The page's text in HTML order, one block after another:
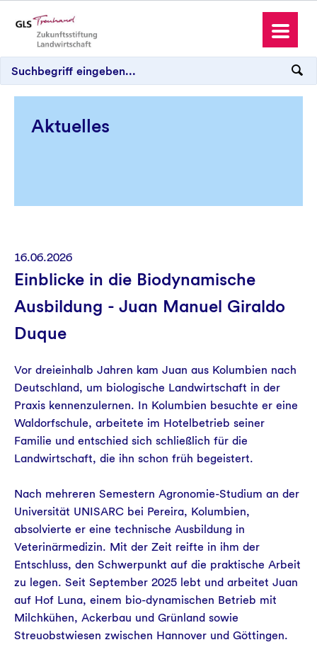
Spenden und Schenken
Wo wir aktiv sind
Aktuelles
Aktuelles
16.06.2026
Einblicke in die Biodynamische
Ausbildung - Juan Manuel Giraldo
Duque
Vor dreieinhalb Jahren kam Juan aus Kolumbien nach
Deutschland, um biologische Landwirtschaft in der
Praxis kennenzulernen. In Kolumbien besuchte er eine
Waldorfschule, arbeitete im Hotelbetrieb seiner
Familie und entschied sich schließlich für die
Landwirtschaft, die ihn schon früh begeistert.
Nach mehreren Semestern Agronomie-Studium an der
Universität UNISARC bei Pereira, Kolumbien,
absolvierte er eine technische Ausbildung in
Veterinärmedizin. Mit der Zeit reifte in ihm der
Entschluss, den Schwerpunkt auf die praktische Arbeit
zu legen. Seit September 2025 lebt und arbeitet Juan
auf Hof Luna, einem bio-dynamischen Betrieb mit
Milchkühen, Ackerbau und Grünland sowie
Streuobstwiesen zwischen Hannover und Göttingen.